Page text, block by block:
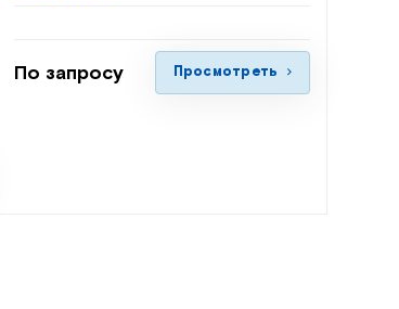
По запросу Просмотреть